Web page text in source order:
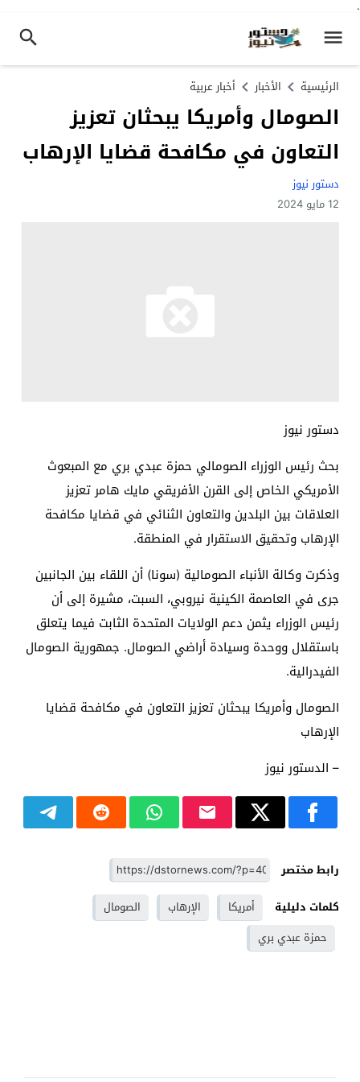
.
الرئيسية الأخبار أخبار عربية
الصومال وأمريكا يبحثان تعزيز
التعاون في مكافحة قضايا الإرهاب
دستور نيوز
12 مايو 2024
دستور نيوز
بحث رئيس الوزراء الصومالي حمزة عبدي بري مع المبعوث
الأمريكي الخاص إلى القرن الأفريقي مايك هامر تعزيز
العلاقات بين البلدين والتعاون الثنائي في قضايا مكافحة
الإرهاب وتحقيق الاستقرار في المنطقة.
وذكرت وكالة الأنباء الصومالية (سونا) أن اللقاء بين الجانبين
جرى في العاصمة الكينية نيروبي، السبت، مشيرة إلى أن
رئيس الوزراء يثمن دعم الولايات المتحدة الثابت فيما يتعلق
باستقلال ووحدة وسيادة أراضي الصومال. جمهورية الصومال
الفيدرالية.
الصومال وأمريكا يبحثان تعزيز التعاون في مكافحة قضايا
الإرهاب
– الدستور نيوز
رابط مختصر
كلمات دليلية
أمريكا الإرهاب
الصومال
حمزة عبدي بري